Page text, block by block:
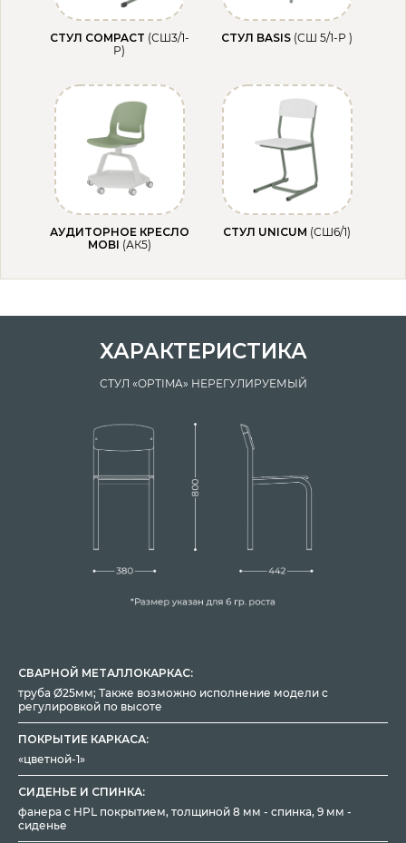
СТУЛ COMPACT (СШ3/1-
Р)
CТУЛ BASIS (СШ 5/1-Р )
АУДИТОРНОЕ КРЕСЛО
MOBI (АК5)
СТУЛ UNICUM (СШ6/1)
ХАРАКТЕРИСТИКА
СТУЛ «OPTIMA» НЕРЕГУЛИРУЕМЫЙ
СВАРНОЙ МЕТАЛЛОКАРКАС:
труба Ø25мм; Также возможно исполнение модели c
регулировкой по высоте
ПОКРЫТИЕ КАРКАСА:
«цветной-1»
СИДЕНЬЕ И СПИНКА:
фанера с HPL покрытием, толщиной 8 мм - спинка, 9 мм -
сиденье